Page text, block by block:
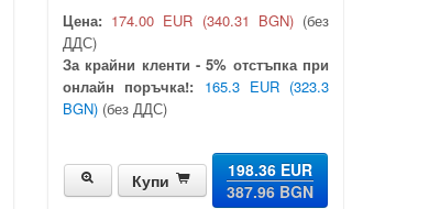
Цена: 174.00 EUR (340.31 BGN)(без
ДДС)
За крайни кленти - 5% отстъпка при
онлайн поръчка!: 165.3 EUR (323.3
BGN) (без ДДС)
Купи
198.36 EUR
387.96 BGN